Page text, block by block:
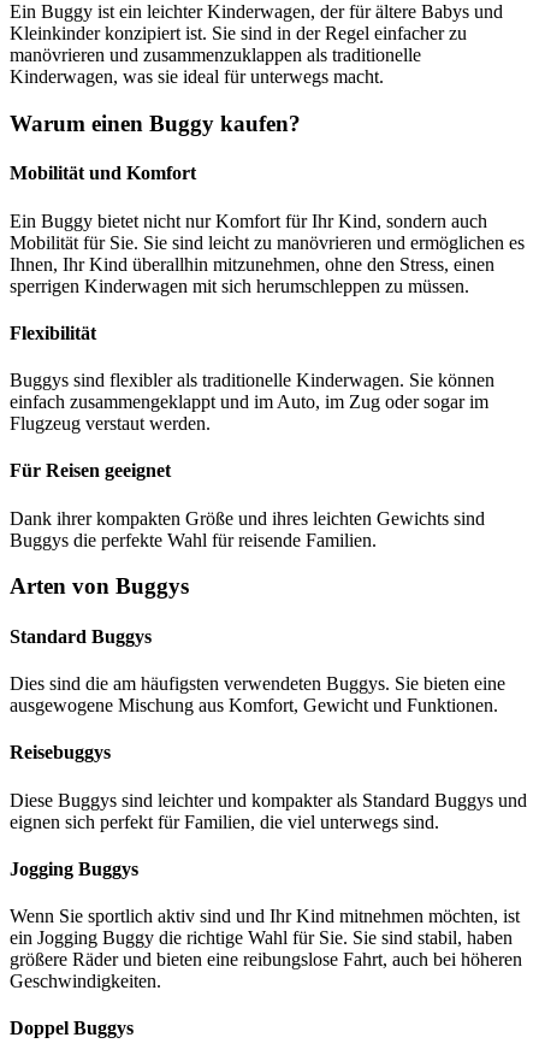
Ein Buggy ist ein leichter Kinderwagen, der für ältere Babys und
Kleinkinder konzipiert ist. Sie sind in der Regel einfacher zu
manövrieren und zusammenzuklappen als traditionelle
Kinderwagen, was sie ideal für unterwegs macht.
Warum einen Buggy kaufen?
Mobilität und Komfort
Ein Buggy bietet nicht nur Komfort für Ihr Kind, sondern auch
Mobilität für Sie. Sie sind leicht zu manövrieren und ermöglichen es
Ihnen, Ihr Kind überallhin mitzunehmen, ohne den Stress, einen
sperrigen Kinderwagen mit sich herumschleppen zu müssen.
Flexibilität
Buggys sind flexibler als traditionelle Kinderwagen. Sie können
einfach zusammengeklappt und im Auto, im Zug oder sogar im
Flugzeug verstaut werden.
Für Reisen geeignet
Dank ihrer kompakten Größe und ihres leichten Gewichts sind
Buggys die perfekte Wahl für reisende Familien.
Arten von Buggys
Standard Buggys
Dies sind die am häufigsten verwendeten Buggys. Sie bieten eine
ausgewogene Mischung aus Komfort, Gewicht und Funktionen.
Reisebuggys
Diese Buggys sind leichter und kompakter als Standard Buggys und
eignen sich perfekt für Familien, die viel unterwegs sind.
Jogging Buggys
Wenn Sie sportlich aktiv sind und Ihr Kind mitnehmen möchten, ist
ein Jogging Buggy die richtige Wahl für Sie. Sie sind stabil, haben
größere Räder und bieten eine reibungslose Fahrt, auch bei höheren
Geschwindigkeiten.
Doppel Buggys